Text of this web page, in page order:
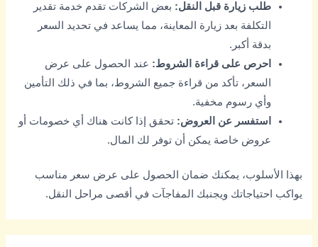
طلب زيارة قبل النقل: بعض الشركات تقدم خدمة تقدير
التكلفة بعد زيارة المعاينة، مما يساعد في تحديد السعر
بدقة أكبر.
احرص على قراءة الشروط: عند الحصول على عرض
السعر، تأكد من قراءة جميع الشروط، بما في ذلك التأمين
وأي رسوم مخفية.
استفسر عن العروض: تحقق إذا كانت هناك أي خصومات أو
عروض خاصة يمكن أن توفر لك المال.
بهذا الأسلوب، يمكنك ضمان الحصول على عرض سعر مناسب
يواكب احتياجاتك ويجنبك المفاجآت في أقصى مراحل النقل.